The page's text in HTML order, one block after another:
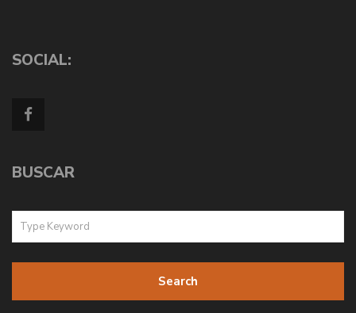
SOCIAL:
BUSCAR
Search